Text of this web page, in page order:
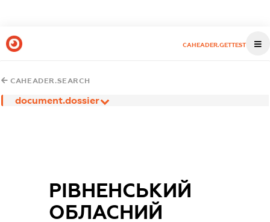
CAHEADER.GETTEST
CAHEADER.SEARCH
document.dossier
РІВНЕНСЬКИЙ
ОБЛАСНИЙ